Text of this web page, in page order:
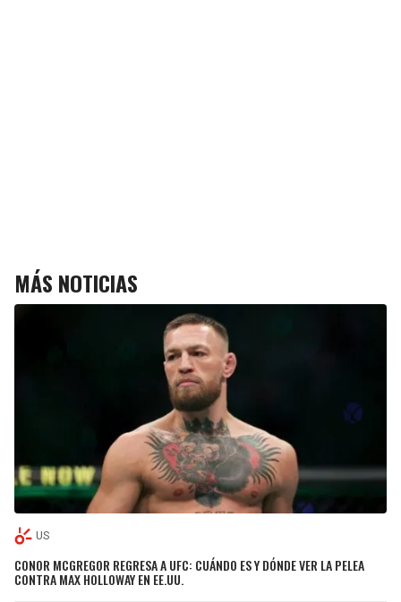
MÁS NOTICIAS
US
CONOR MCGREGOR REGRESA A UFC: CUÁNDO ES Y DÓNDE VER LA PELEA
CONTRA MAX HOLLOWAY EN EE.UU.